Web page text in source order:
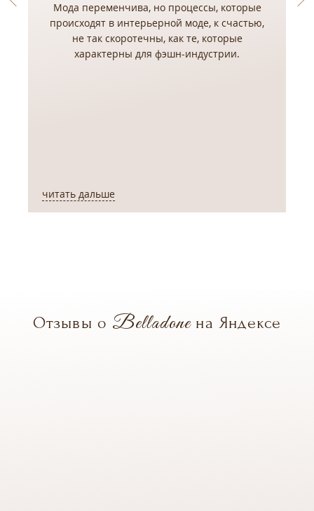
Мода переменчива, но процессы, которые
происходят в интерьерной моде, к счастью,
не так скоротечны, как те, которые
характерны для фэшн-индустрии.
читать дальше
Отзывы о Belladoneна Яндексе